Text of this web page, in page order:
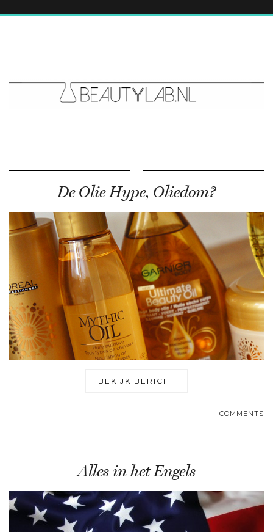
De Olie Hype, Oliedom?
BEKIJK BERICHT
COMMENTS
Alles in het Engels